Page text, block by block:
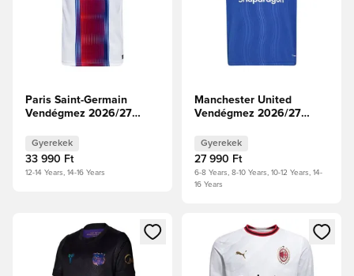
Paris Saint-Germain
Vendégmez 2026/27
Gyerekek
33 990 Ft
12-14 Years, 14-16 Years
Manchester United
Vendégmez 2026/27
Gyerekek
27 990 Ft
6-8 Years, 8-10 Years, 10-12 Years, 14-
16 Years
Megnyit egy modált a bejelentkezéshez vagy a tagként
Megnyit egy modált a